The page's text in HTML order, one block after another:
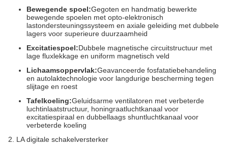
Bewegende spoel:Gegoten en handmatig bewerkte
bewegende spoelen met opto-elektronisch
lastondersteuningssysteem en axiale geleiding met dubbele
lagers voor superieure duurzaamheid
Excitatiespoel:Dubbele magnetische circuitstructuur met
lage fluxlekkage en uniform magnetisch veld
Lichaamsoppervlak:Geavanceerde fosfatatiebehandeling
en autolaktechnologie voor langdurige bescherming tegen
slijtage en roest
Tafelkoeling:Geluidsarme ventilatoren met verbeterde
luchtinlaatstructuur, honingraatluchtkanaal voor
excitatiespiraal en dubbellaags shuntluchtkanaal voor
verbeterde koeling
2. LA digitale schakelversterker